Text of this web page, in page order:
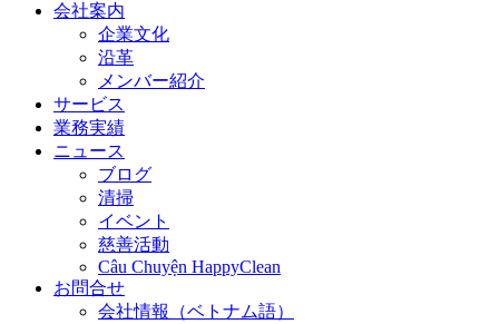
会社案内
企業文化
沿革
メンバー紹介
サービス
業務実績
ニュース
ブログ
清掃
イベント
慈善活動
Câu Chuyện HappyClean
お問合せ
会社情報（ベトナム語）